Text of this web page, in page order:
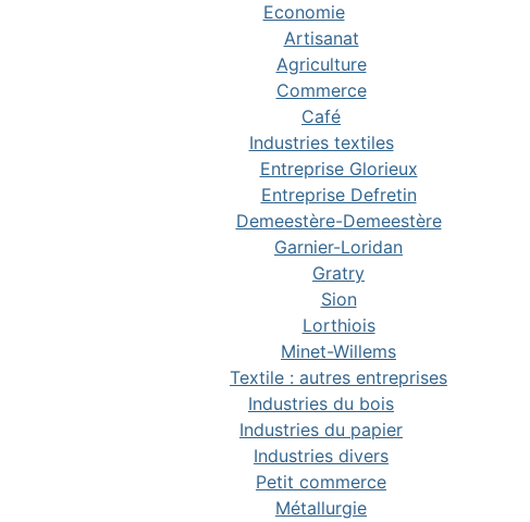
Economie
Artisanat
Agriculture
Commerce
Café
Industries textiles
Entreprise Glorieux
Entreprise Defretin
Demeestère-Demeestère
Garnier-Loridan
Gratry
Sion
Lorthiois
Minet-Willems
Textile : autres entreprises
Industries du bois
Industries du papier
Industries divers
Petit commerce
Métallurgie